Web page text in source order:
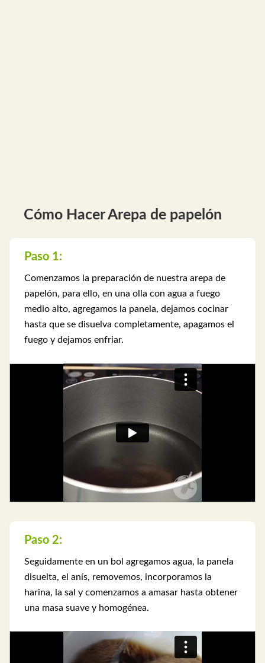
Cómo Hacer Arepa de papelón
Paso 1:
Comenzamos la preparación de nuestra arepa de
papelón, para ello, en una olla con agua a fuego
medio alto, agregamos la panela, dejamos cocinar
hasta que se disuelva completamente, apagamos el
fuego y dejamos enfriar.
Paso 2:
Seguidamente en un bol agregamos agua, la panela
disuelta, el anís, removemos, incorporamos la
harina, la sal y comenzamos a amasar hasta obtener
una masa suave y homogénea.